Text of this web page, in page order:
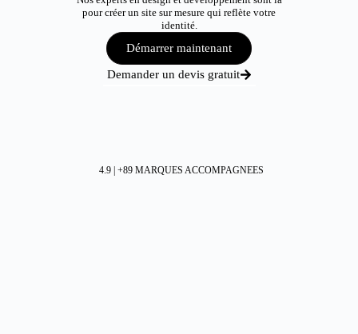
pour créer un site sur mesure qui reflète votre
identité.
Démarrer maintenant
Demander un devis gratuit
4.9 | +89 MARQUES ACCOMPAGNEES